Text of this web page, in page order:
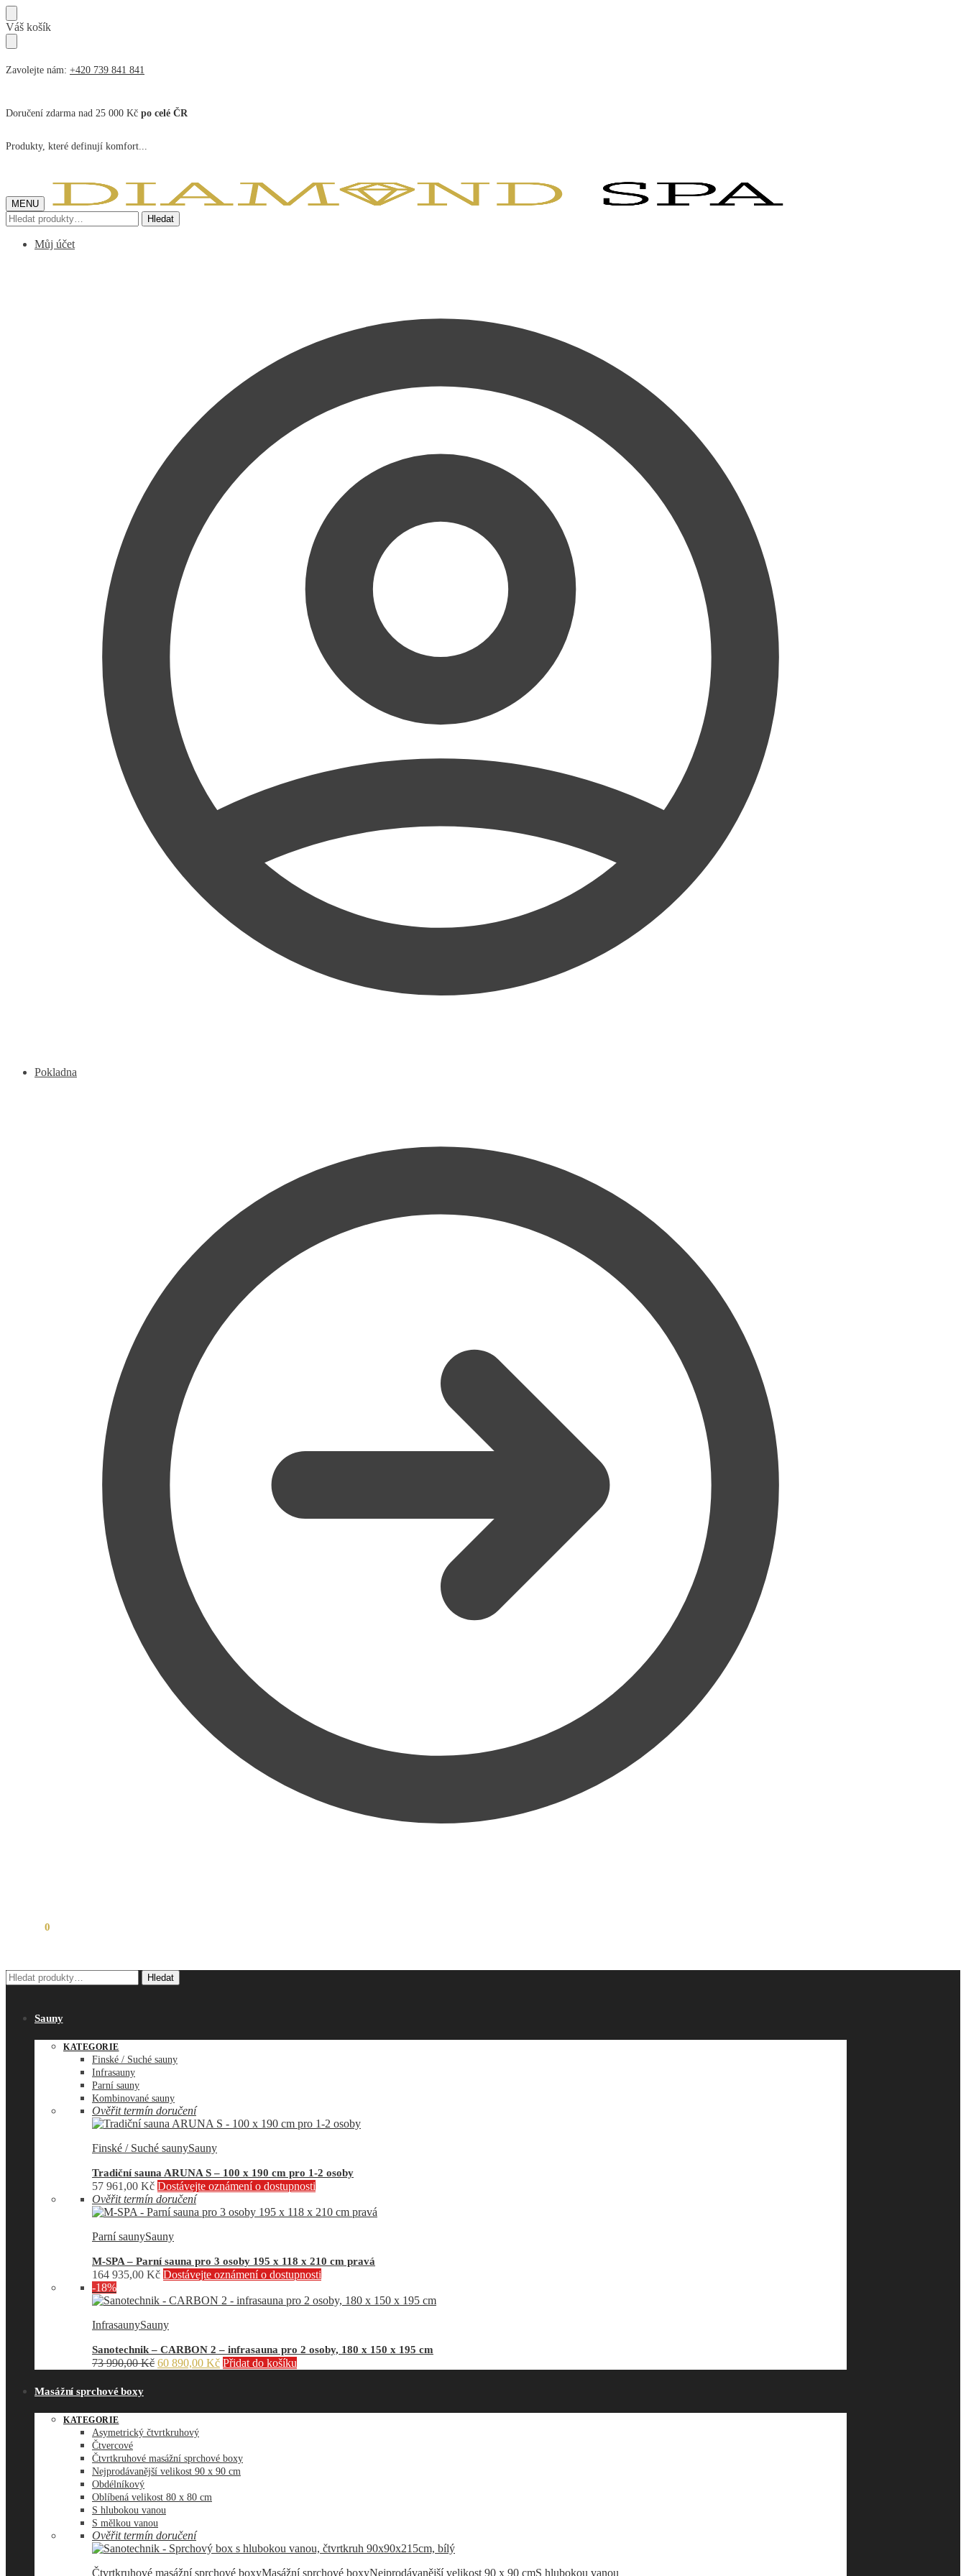
Přeskočit
na
navigaci
Přeskočit
na
obsah
Váš košík
Zavolejte nám: +420 739 841 841
Doručení zdarma nad 25 000 Kč po celé ČR
Produkty, které definují komfort...
MENU
Hledat: Hledat
Můj účet
Pokladna
0
Hledat: Hledat
Sauny
KATEGORIE
Finské / Suché sauny
Infrasauny
Parní sauny
Kombinované sauny
Ověřit termín doručení
Finské / Suché saunySauny
Tradiční sauna ARUNA S – 100 x 190 cm pro 1-2 osoby
57 961,00 Kč Dostávejte oznámení o dostupnosti
Ověřit termín doručení
Parní saunySauny
M-SPA – Parní sauna pro 3 osoby 195 x 118 x 210 cm pravá
164 935,00 Kč Dostávejte oznámení o dostupnosti
-18%
InfrasaunySauny
Sanotechnik – CARBON 2 – infrasauna pro 2 osoby, 180 x 150 x 195 cm
73 990,00Kč Původní
990,00 Kč.
60 890,00 KčAktuální
890,00 Kč.
Přidat do košíku
Masážní sprchové boxy
KATEGORIE
Asymetrický čtvrtkruhový
Čtvercové
Čtvrtkruhové masážní sprchové boxy
Nejprodávanější velikost 90 x 90 cm
Obdélníkový
Oblíbená velikost 80 x 80 cm
S hlubokou vanou
S mělkou vanou
Ověřit termín doručení
Čtvrtkruhové masážní sprchové boxyMasážní sprchové boxyNejprodávanější velikost 90 x 90 cmS hlubokou vanou